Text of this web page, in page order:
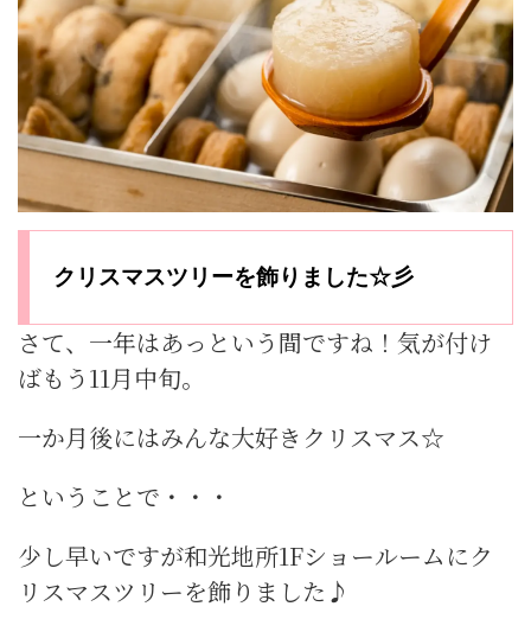
クリスマスツリーを飾りました☆彡
さて、一年はあっという間ですね！気が付け
ばもう11月中旬。
一か月後にはみんな大好きクリスマス☆
ということで・・・
少し早いですが和光地所1Fショールームにク
リスマスツリーを飾りました♪